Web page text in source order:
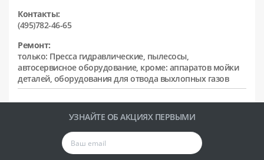
Контакты:
(495)782-46-65
Ремонт:
только: Пресса гидравлические, пылесосы,
автосервисное оборудование, кроме: аппаратов мойки
деталей, оборудования для отвода выхлопных газов
УЗНАЙТЕ ОБ АКЦИЯХ ПЕРВЫМИ